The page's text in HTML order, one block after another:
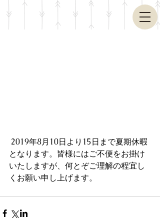
となります。皆様にはご不便をお掛け
いたしますが、何とぞご理解の程宜し
くお願い申し上げます。